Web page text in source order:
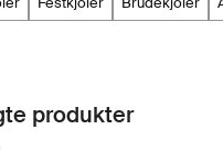
produkter